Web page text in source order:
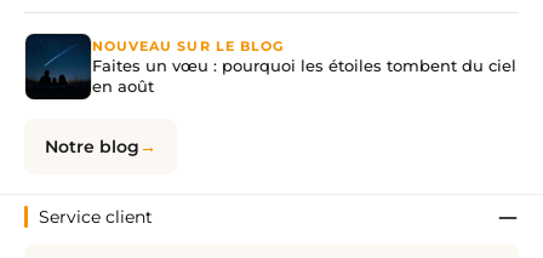
NOUVEAU SUR LE BLOG
Faites un vœu : pourquoi les étoiles tombent du ciel
en août
Notre blog
Service client